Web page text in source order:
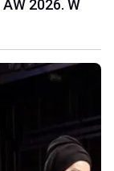
2026. W